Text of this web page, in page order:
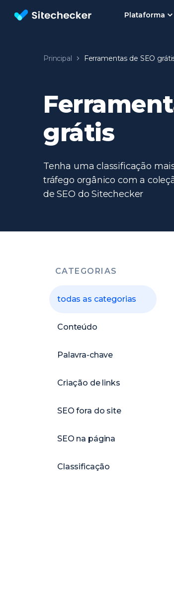
Análise SEO | Ferramentas SEO da Sitechecker
Plataforma
Principal Ferramentas de SEO
grátis
Tenha uma classificação
tráfego orgânico com a
de SEO do Sitechecker
CATEGORIAS
todas as categorias
Conteúdo
Palavra-chave
Criação de links
SEO fora do site
SEO na página
Classificação